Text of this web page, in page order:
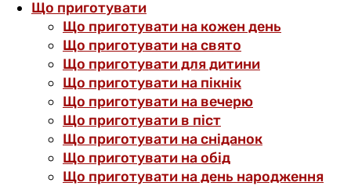
Що приготувати
Що приготувати на кожен день
Що приготувати на свято
Що приготувати для дитини
Що приготувати на пікнік
Що приготувати на вечерю
Що приготувати в піст
Що приготувати на сніданок
Що приготувати на обід
Що приготувати на день народження